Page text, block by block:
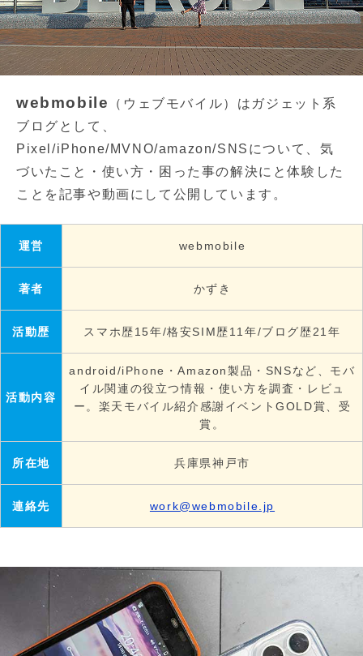
webmobile
（ウェブモバイル）はガジェット系
ブログとして、
Pixel/iPhone/MVNO/amazon/SNSについて、気
づいたこと・使い方・困った事の解決にと体験した
ことを記事や動画にして公開しています。
運営 webmobile
著者 かずき
活動歴 スマホ歴15年/格安SIM歴11年/ブログ歴21年
活動内容
android/iPhone・Amazon製品・SNSなど、モバ
イル関連の役立つ情報・使い方を調査・レビュ
ー。楽天モバイル紹介感謝イベントGOLD賞、受
賞。
所在地 兵庫県神戸市
連絡先 work@webmobile.jp